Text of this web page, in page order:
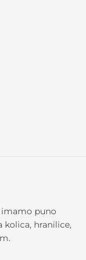
puno
kolica, hranilice,